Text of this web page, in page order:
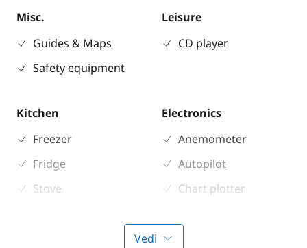
Misc.
Guides & Maps
Safety equipment
Leisure
CD player
Kitchen
Freezer
Fridge
Stove
Electronics
Anemometer
Autopilot
Chart plotter
Vedi